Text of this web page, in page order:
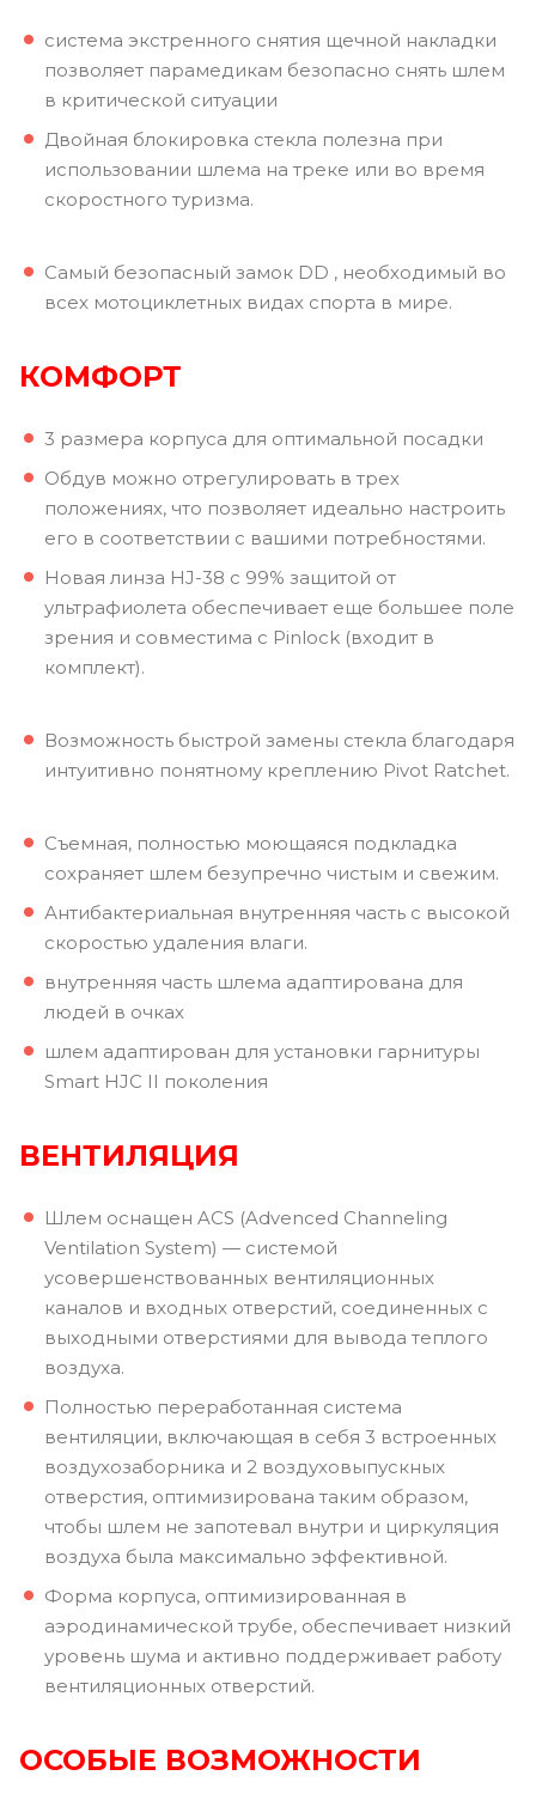
система экстренного снятия щечной накладки
позволяет парамедикам безопасно снять шлем
в критической ситуации
Двойная блокировка стекла полезна при
использовании шлема на треке или во время
скоростного туризма.
Самый безопасный замок DD , необходимый во
всех мотоциклетных видах спорта в мире.
КОМФОРТ
3 размера корпуса для оптимальной посадки
Обдув можно отрегулировать в трех
положениях, что позволяет идеально настроить
его в соответствии с вашими потребностями.
Новая линза HJ-38 с 99% защитой от
ультрафиолета обеспечивает еще большее поле
зрения и совместима с Pinlock (входит в
комплект).
Возможность быстрой замены стекла благодаря
интуитивно понятному креплению Pivot Ratchet.
Съемная, полностью моющаяся подкладка
сохраняет шлем безупречно чистым и свежим.
Антибактериальная внутренняя часть с высокой
скоростью удаления влаги.
внутренняя часть шлема адаптирована для
людей в очках
шлем адаптирован для установки гарнитуры
Smart HJC II поколения
ВЕНТИЛЯЦИЯ
Шлем оснащен ACS (Advenced Channeling
Ventilation System) — системой
усовершенствованных вентиляционных
каналов и входных отверстий, соединенных с
выходными отверстиями для вывода теплого
воздуха.
Полностью переработанная система
вентиляции, включающая в себя 3 встроенных
воздухозаборника и 2 воздуховыпускных
отверстия, оптимизирована таким образом,
чтобы шлем не запотевал внутри и циркуляция
воздуха была максимально эффективной.
Форма корпуса, оптимизированная в
аэродинамической трубе, обеспечивает низкий
уровень шума и активно поддерживает работу
вентиляционных отверстий.
ОСОБЫЕ ВОЗМОЖНОСТИ